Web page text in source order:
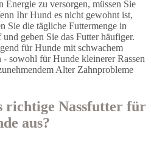
zu versorgen, müssen Sie
Ihr Hund es nicht gewohnt ist,
Sie die tägliche Futtermenge in
geben Sie das Futter häufiger.
für Hunde mit schwachem
sowohl für Hunde kleinerer Rassen
Alter Zahnprobleme
richtige Nassfutter für
aus?